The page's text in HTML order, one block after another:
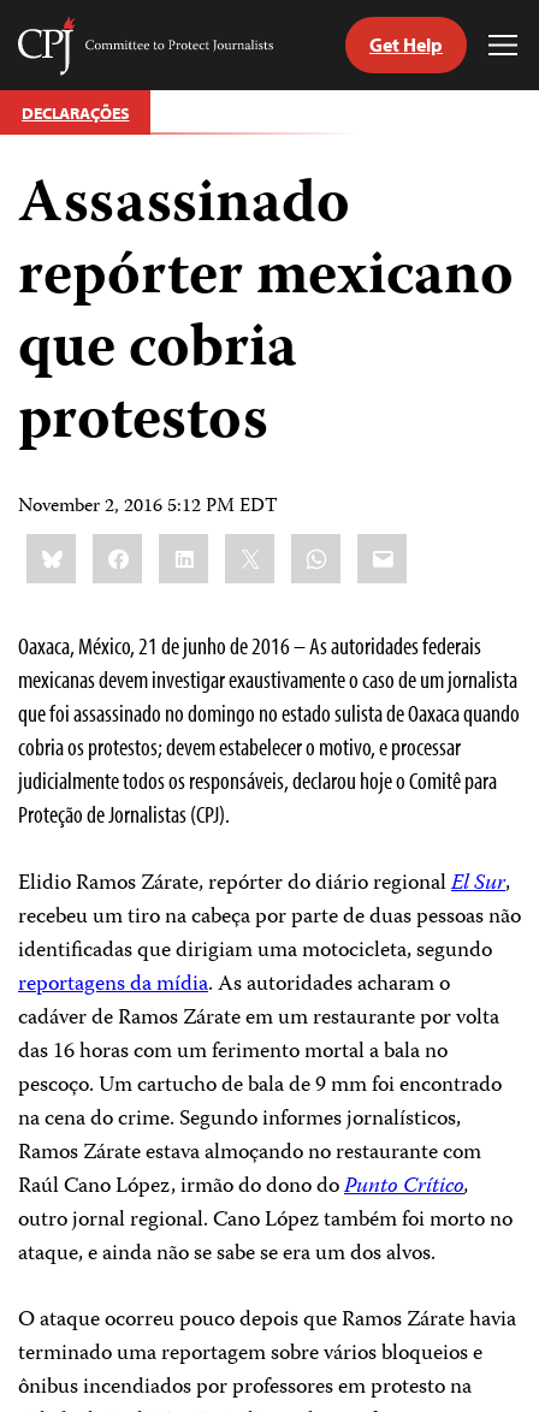
Skip
to
Committee
Journalists
Get Help
DECLARAÇÕES
Assassinado
repórter mexicano
que cobria
protestos
November 2, 2016 5:12 PM EDT
Share
this:BlueskyFacebookLinkedIn WhatsApp
Email
Oaxaca, México, 21 de junho de 2016 – As autoridades federais
mexicanas devem investigar exaustivamente o caso de um jornalista
que foi assassinado no domingo no estado sulista de Oaxaca quando
cobria os protestos; devem estabelecer o motivo, e processar
judicialmente todos os responsáveis, declarou hoje o Comitê para
Proteção de Jornalistas (CPJ).
Elidio Ramos Zárate, repórter do diário regionalEl Sur,
recebeu um tiro na cabeça por parte de duas pessoas não
identificadas que dirigiam uma motocicleta, segundo
reportagens da mídia. As autoridades acharam o
cadáver de Ramos Zárate em um restaurante por volta
das 16 horas com um ferimento mortal a bala no
pescoço. Um cartucho de bala de 9 mm foi encontrado
na cena do crime. Segundo informes jornalísticos,
Ramos Zárate estava almoçando no restaurante com
Raúl Cano López, irmão do dono doPunto Crítico,
outro jornal regional. Cano López também foi morto no
ataque, e ainda não se sabe se era um dos alvos.
O ataque ocorreu pouco depois que Ramos Zárate havia
terminado uma reportagem sobre vários bloqueios e
ônibus incendiados por professores em protesto na